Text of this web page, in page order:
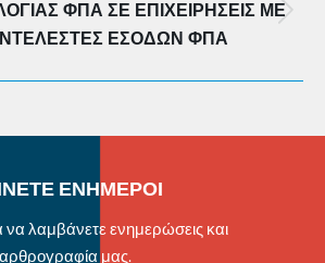
Next
post:
ΦΠΑ ΣΕ ΕΠΙΧΕΙΡΉΣΕΙΣ ΜΕ
ΕΣΌΔΩΝ ΦΠΑ
ΕΝΗΜΕΡΟΙ
να λαμβάνετε ενημερώσεις και
αρθρογραφία μας.